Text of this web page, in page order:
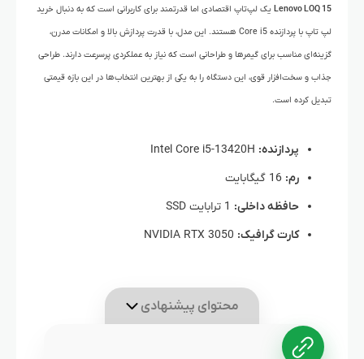
Lenovo LOQ 15 یک لپ‌تاپ اقتصادی اما قدرتمند برای کاربرانی است که به دنبال خرید
لپ تاپ با پردازنده Core i5 هستند. این مدل، با قدرت پردازش بالا و امکانات مدرن،
گزینه‌ای مناسب برای گیمرها و طراحانی است که نیاز به عملکردی پرسرعت دارند. طراحی
جذاب و سخت‌افزار قوی، این دستگاه را به یکی از بهترین انتخاب‌ها در این بازه قیمتی
تبدیل کرده است.
پردازنده:
رم:
حافظه داخلی:
کارت گرافیک:
محتوای پیشنهادی